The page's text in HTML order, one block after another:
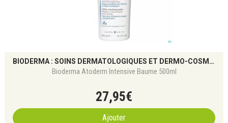
BIODERMA : SOINS DERMATOLOGIQUES ET DERMO-COSMÉTIQUES POUR TOUS LES TYPES DE PEAU
Bioderma Atoderm Intensive Baume 500ml
27,95€
Ajouter